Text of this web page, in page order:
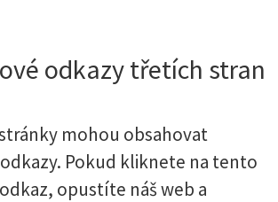
odkazy třetích stran
mohou obsahovat
Pokud kliknete na tento
opustíte náš web a